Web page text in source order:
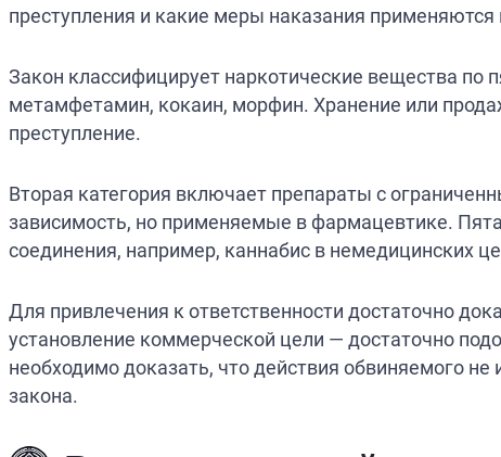
преступления и какие меры наказания
Закон классифицирует наркотические вещества по
метамфетамин, кокаин, морфин. Хранение или
преступление.
Вторая категория включает препараты с
зависимость, но применяемые в фармацевтике.
соединения, например, каннабис в немедицинских
Для привлечения к ответственности достаточно
установление коммерческой цели — достаточно
необходимо доказать, что действия обвиняемого
закона.